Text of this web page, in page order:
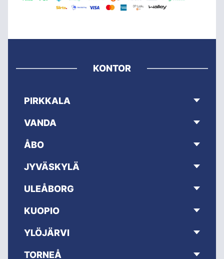
KONTOR
PIRKKALA
VANDA
ÅBO
JYVÄSKYLÄ
ULEÅBORG
KUOPIO
YLÖJÄRVI
TORNEÅ